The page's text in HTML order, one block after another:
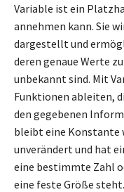
Variable ist ein
annehmen kann. Sie
dargestellt und
deren genaue Werte
unbekannt sind. Mit
Funktionen ableiten,
den gegebenen
bleibt eine Konstante
unverändert und hat
eine bestimmte Zahl
eine feste Größe